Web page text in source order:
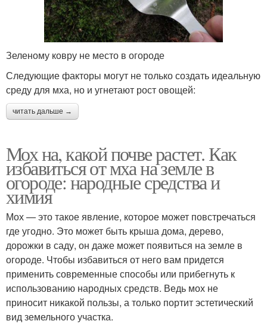
Зеленому ковру не место в огороде
Следующие факторы могут не только создать идеальную
среду для мха, но и угнетают рост овощей:
читать дальше →
Мох на, какой почве растет. Как
избавиться от мха на земле в
огороде: народные средства и
химия
Мох — это такое явление, которое может повстречаться
где угодно. Это может быть крыша дома, дерево,
дорожки в саду, он даже может появиться на земле в
огороде. Чтобы избавиться от него вам придется
применить современные способы или прибегнуть к
использованию народных средств. Ведь мох не
приносит никакой пользы, а только портит эстетический
вид земельного участка.